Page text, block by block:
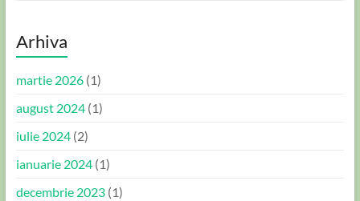
Arhiva
martie 2026(1)
august 2024(1)
iulie 2024(2)
ianuarie 2024(1)
decembrie 2023(1)